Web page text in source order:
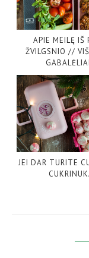
APIE MEILĘ IŠ
ŽVILGSNIO //
JEI DAR TURITE